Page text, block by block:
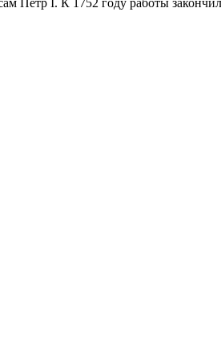
Петр I. К 1752 году работы